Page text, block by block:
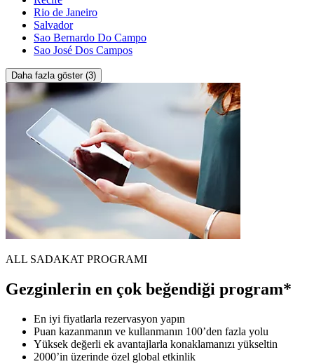
Rio de Janeiro
Salvador
Sao Bernardo Do Campo
Sao José Dos Campos
Daha fazla göster (3)
ALL SADAKAT PROGRAMI
Gezginlerin en çok beğendiği program*
En iyi fiyatlarla rezervasyon yapın
Puan kazanmanın ve kullanmanın 100’den fazla yolu
Yüksek değerli ek avantajlarla konaklamanızı yükseltin
2000’in üzerinde özel global etkinlik